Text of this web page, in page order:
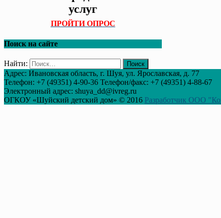
услуг
ПРОЙТИ ОПРОС
Поиск на сайте
Найти:
Адрес: Ивановская область, г. Шуя, ул. Ярославская, д. 77
Телефон: +7 (49351) 4-90-36 Телефон/факс: +7 (49351) 4-88-67
Электронный адрес: shuya_dd@ivreg.ru
ОГКОУ «Шуйский детский дом» © 2016 Разработчик ООО